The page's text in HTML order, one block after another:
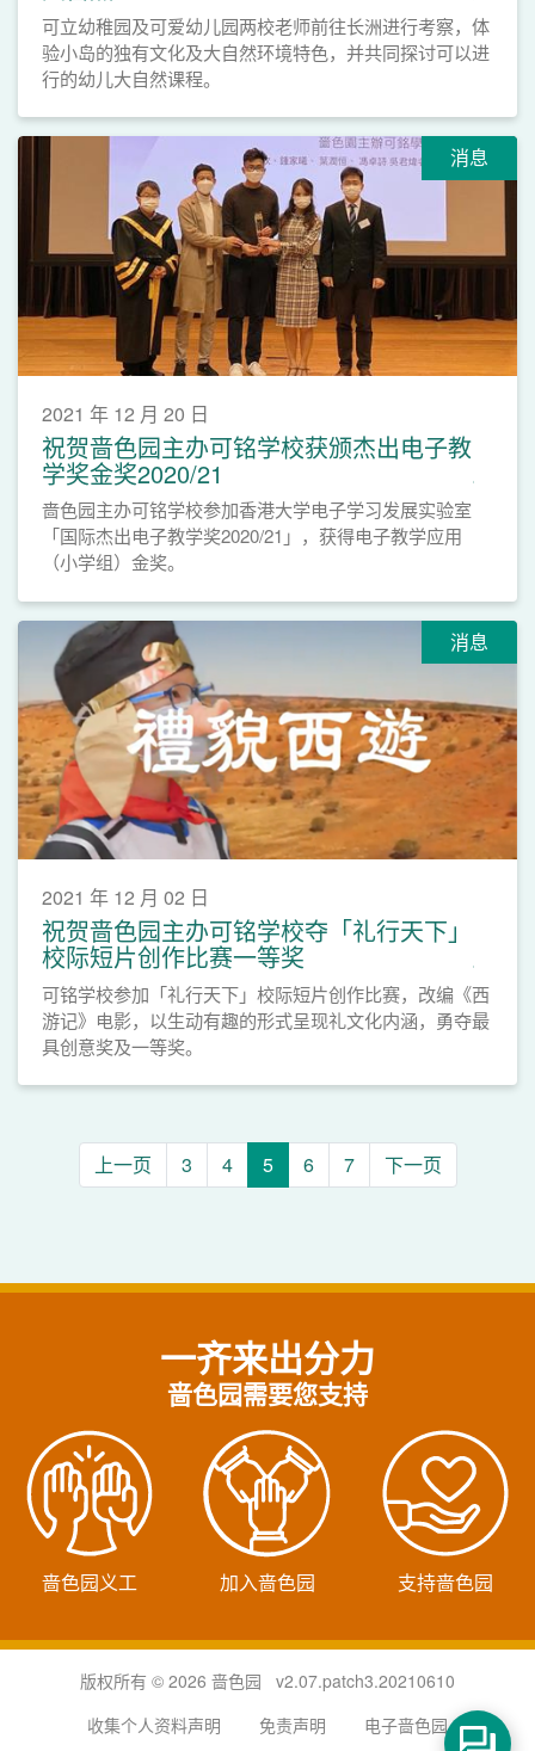
可立幼稚园及可爱幼儿园两校老师前往长洲进行考察，体
验小岛的独有文化及大自然环境特色，并共同探讨可以进
行的幼儿大自然课程。
消息
2021 年 12 月 20 日
祝贺啬色园主办可铭学校获颁杰出电子教
学奖金奖2020/21
啬色园主办可铭学校参加香港大学电子学习发展实验室
「国际杰出电子教学奖2020/21」，获得电子教学应用
（小学组）金奖。
消息
2021 年 12 月 02 日
祝贺啬色园主办可铭学校夺「礼行天下」
校际短片创作比赛一等奖
可铭学校参加「礼行天下」校际短片创作比赛，改编《西
游记》电影，以生动有趣的形式呈现礼文化内涵，勇夺最
具创意奖及一等奖。
上一页 3 4 5 6 7 下一页
一齐来出分力
啬色园需要您支持
啬色园义工 加入啬色园 支持啬色园
版权所有 © 2026 啬色园 v2.07.patch3.20210610
收集个人资料声明
免责声明 电子啬色园